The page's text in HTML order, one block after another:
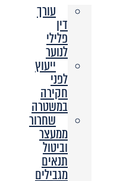
עורך
דין
פלילי
לנוער
ייעוץ
לפני
חקירה
במשטרה
שחרור
ממעצר
וביטול
תנאים
מגבילים